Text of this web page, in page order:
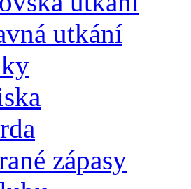
utkání
zápasy